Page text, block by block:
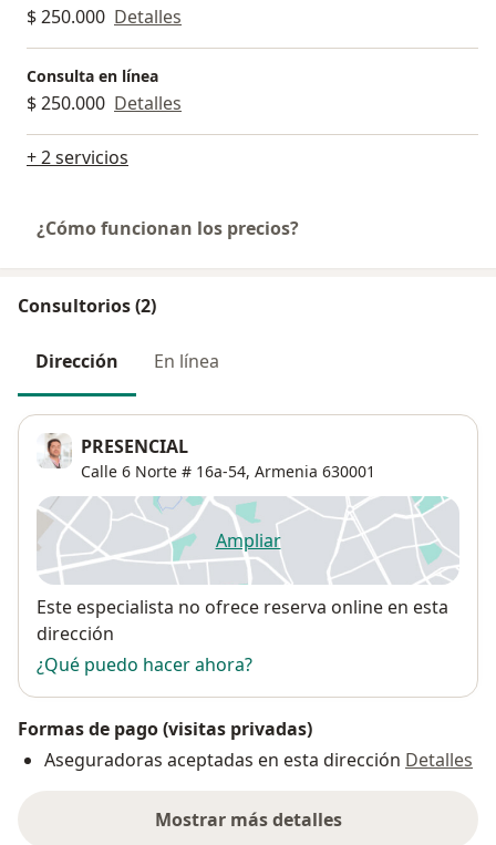
$ 250.000 Detalles
Consulta en línea
$ 250.000 Detalles
+ 2 servicios
¿Cómo funcionan los precios?
Consultorios (2)
Dirección En línea
PRESENCIAL
Calle 6 Norte # 16a-54, Armenia 630001
Ampliarse abre en una nueva
Disponibilidad
Este especialista no ofrece reserva online en esta
dirección
¿Qué puedo hacer ahora?
Formas de pago (visitas privadas)
Aseguradoras aceptadas en esta dirección Detalles
Mostrar más detalles
sobre la dirección